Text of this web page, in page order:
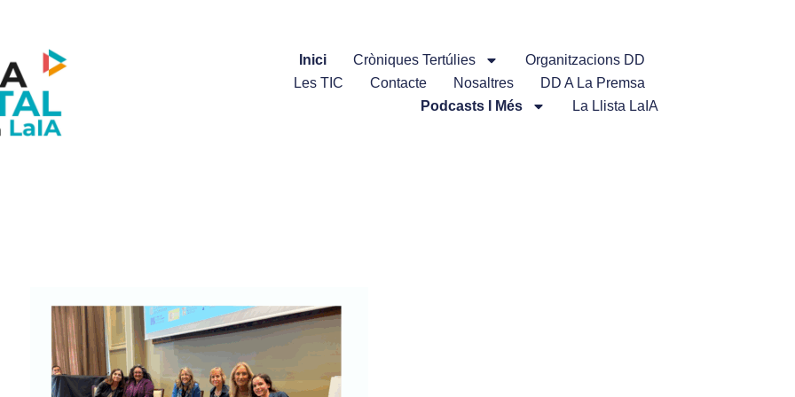
Inici Cròniques Tertúlies
Organitzacions DD
Les TIC
Contacte Nosaltres
DD A La Premsa
Podcasts I Més
La Llista LaIA